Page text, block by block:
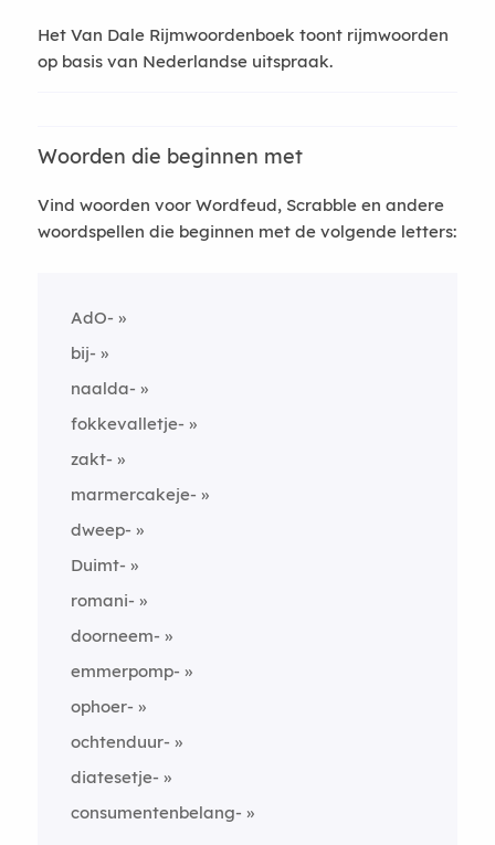
Het Van Dale Rijmwoordenboek toont rijmwoorden
op basis van Nederlandse uitspraak.
Woorden die beginnen met
Vind woorden voor Wordfeud, Scrabble en andere
woordspellen die beginnen met de volgende letters:
AdO-
bij-
naalda-
fokkevalletje-
zakt-
marmercakeje-
dweep-
Duimt-
romani-
doorneem-
emmerpomp-
ophoer-
ochtenduur-
diatesetje-
consumentenbelang-